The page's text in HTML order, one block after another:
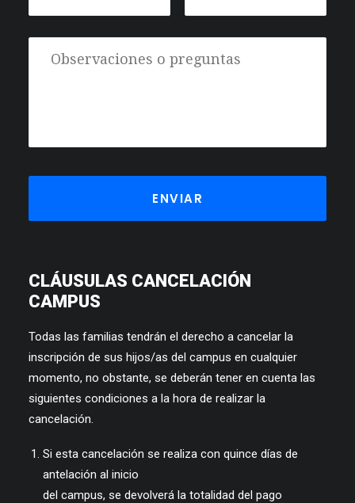
CLÁUSULAS CANCELACIÓN
CAMPUS
Todas las familias tendrán el derecho a cancelar la
inscripción de sus hijos/as del campus en cualquier
momento, no obstante, se deberán tener en cuenta las
siguientes condiciones a la hora de realizar la
cancelación.
Si esta cancelación se realiza con quince días de
antelación al inicio
del campus, se devolverá la totalidad del pago